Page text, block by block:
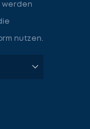
werden
nutzen.